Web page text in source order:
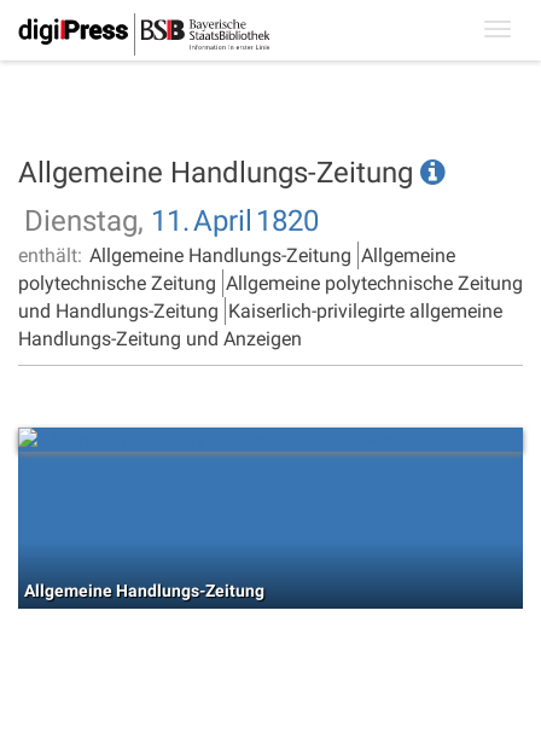
Allgemeine Handlungs-Zeitung
Dienstag, 11.April 1820
enthält: Allgemeine Handlungs-Zeitung Allgemeine
polytechnische Zeitung Allgemeine polytechnische Zeitung
und Handlungs-Zeitung Kaiserlich-privilegirte allgemeine
Handlungs-Zeitung und Anzeigen
Allgemeine Handlungs-Zeitung